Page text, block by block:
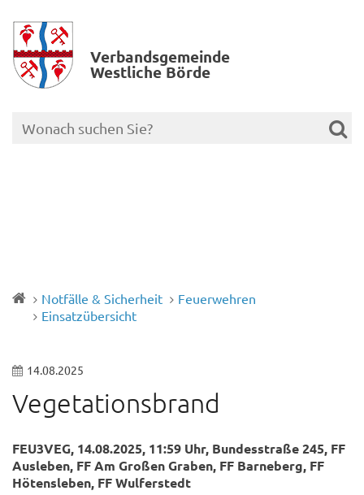
Verbands­gemeinde
Westliche Börde
Notfälle & Sicherheit
Feuerwehren
Einsatzübersicht
14.08.2025
Vegetationsbrand
FEU3VEG, 14.08.2025, 11:59 Uhr, Bundesstraße 245, FF
Ausleben, FF Am Großen Graben, FF Barneberg, FF
Hötensleben, FF Wulferstedt